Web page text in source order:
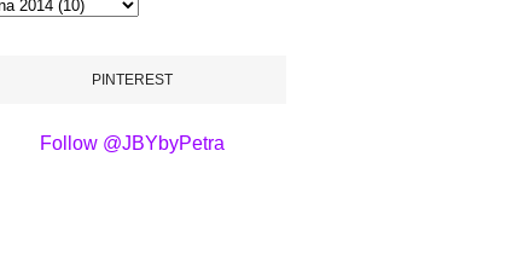
PINTEREST
Follow @JBYbyPetra